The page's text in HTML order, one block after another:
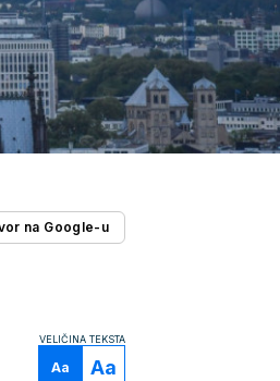
na Google-u
VELIČINA TEKSTA
Aa Aa